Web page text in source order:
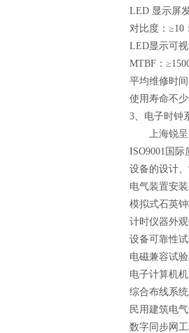
LED 显示屏
对比度： ≥10：
LED显示可
MTBF：
平均维修时间
使用寿命不
3、电子时钟
上海锐
ISO9001 国际
设备的设计
电气装置安
模拟式石英
计时仪器外
设备可靠性
电磁兼容试
电子计算机
综合布线系
民用建筑电
数字同步网